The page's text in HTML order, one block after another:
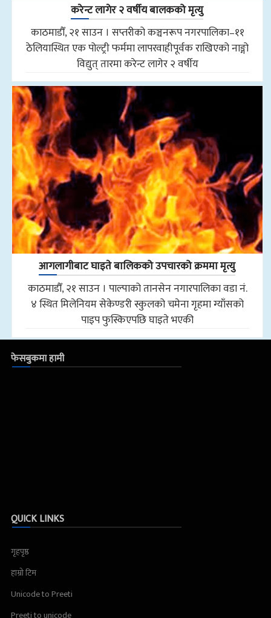
करेन्ट लागेर २ वर्षीय बालकको मृत्यु
काठमाडौँ, २१ साउन । सप्तरीको कञ्चनरूप नगरपालिका–११
ठेलियास्थित एक पोल्ट्री फर्ममा लापरवाहीपूर्वक राखिएको नाङ्गो
विद्युत् तारमा करेन्ट लागेर २ वर्षीय
आगलागीबाट घाइते बालिकको उपचारको क्रममा मृत्यु
काठमाडौँ, २१ साउन । पाल्पाको तानसेन नगारपालिका वडा नं.
४ स्थित मिलेनियम सेकेण्डरी स्कुलको चमेना गृहमा ग्याँसको
पाइप फुस्किएपछि घाइते भएकी
फेसबुकमा हामी
QUICK LINKS
गृहपृष्ठ
हाम्रो टिम
Unicode to Preeti
Preeti to unicode